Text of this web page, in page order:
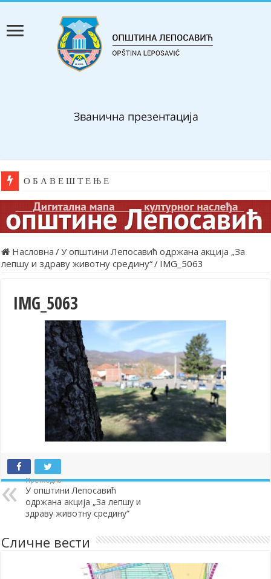
О Б А В Е Ш Т Е Њ Е
Насловна /У општини Лепосавић одржана акција „За
лепшу и здраву животну средину“/ IMG_5063
IMG_5063
Претходна
У општини Лепосавић
одржана акција „За лепшу и
здраву животну средину“
Сличне вести